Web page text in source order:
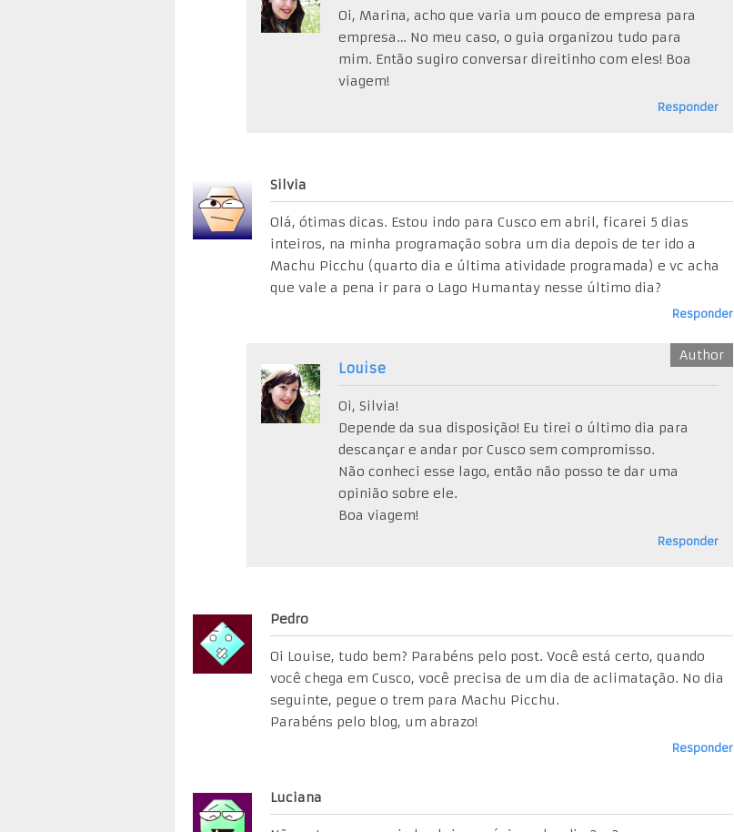
Oi, Marina, acho que varia um pouco de empresa para
empresa… No meu caso, o guia organizou tudo para
mim. Então sugiro conversar direitinho com eles! Boa
viagem!
Responder
Silvia
Olá, ótimas dicas. Estou indo para Cusco em abril, ficarei 5 dias
inteiros, na minha programação sobra um dia depois de ter ido a
Machu Picchu (quarto dia e última atividade programada) e vc acha
que vale a pena ir para o Lago Humantay nesse último dia?
Responder
Louise
Oi, Silvia!
Depende da sua disposição! Eu tirei o último dia para
descançar e andar por Cusco sem compromisso.
Não conheci esse lago, então não posso te dar uma
opinião sobre ele.
Boa viagem!
Responder
Pedro
Oi Louise, tudo bem? Parabéns pelo post. Você está certo, quando
você chega em Cusco, você precisa de um dia de aclimatação. No dia
seguinte, pegue o trem para Machu Picchu.
Parabéns pelo blog, um abrazo!
Responder
Luciana